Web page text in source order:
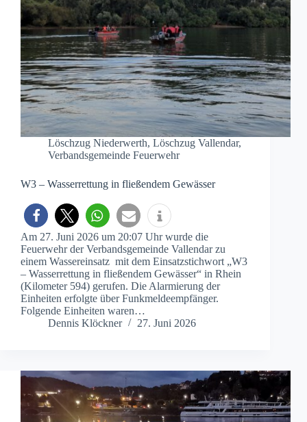
Löschzug Niederwerth, Löschzug Vallendar,
Verbandsgemeinde Feuerwehr
W3 – Wasserrettung in fließendem Gewässer
Am 27. Juni 2026 um 20:07 Uhr wurde die
Feuerwehr der Verbandsgemeinde Vallendar zu
einem Wassereinsatz mit dem Einsatzstichwort „W3
– Wasserrettung in fließendem Gewässer“ in Rhein
(Kilometer 594) gerufen. Die Alarmierung der
Einheiten erfolgte über Funkmeldeempfänger.
Folgende Einheiten waren…
Dennis Klöckner
27. Juni 2026